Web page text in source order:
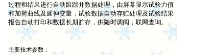
过程和结果进行自动跟踪并数据处理，由屏幕显示试验力值
和加荷曲线及延伸变量，试验数据自动存贮处理及试验结果
报告自动打印和数据长期贮存，供随时调阅，联网查询。
主要技术参数：